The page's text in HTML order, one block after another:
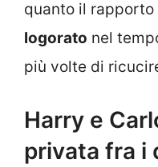
quanto il
logorato nel
più volte di
Harry e
privata fra i